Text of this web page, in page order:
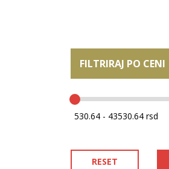
FILTRIRAJ PO CENI
RESET